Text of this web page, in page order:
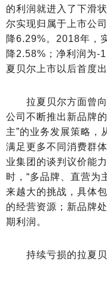
的利润就进入了下滑
尔实现归属于上市公
降6.29%。2018年，
降2.58%；净利润为-
夏贝尔上市以后首度出
拉夏贝尔方面曾向
公司不断推出新品牌
主”的业务发展策略，
满足更多不同消费群
业集团的谈判议价能
时，“多品牌、直营为
来越大的挑战，具体
的经营资源；新品牌
期利润。
持续亏损的拉夏贝